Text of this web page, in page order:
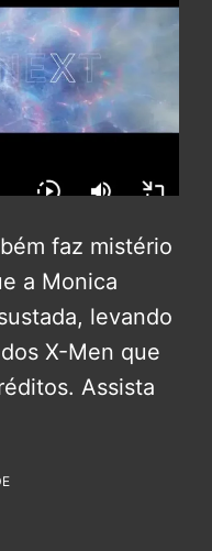
faz mistério
a Monica
levando
X-Men que
Assista